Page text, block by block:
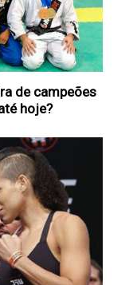
de campeões
hoje?